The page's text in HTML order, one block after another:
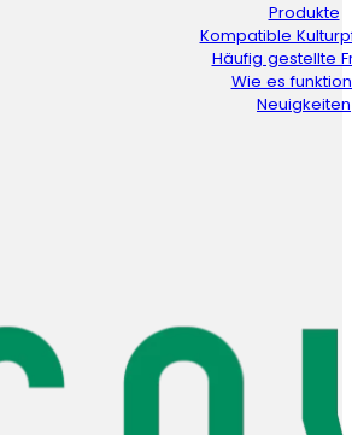
Produkte
Kompatible
Häufig gestellte
Wie es
Neuigkeiten